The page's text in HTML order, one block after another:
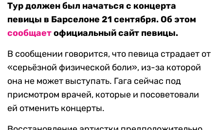
Тур должен был начаться с концерта
певицы в Барселоне 21 сентября. Об этом
сообщаетофициальный сайт певицы.
В сообщении говорится, что певица страдает от
«серьёзной физической боли», из-за которой
она не может выступать. Гага сейчас под
присмотром врачей, которые и посоветовали
ей отменить концерты.